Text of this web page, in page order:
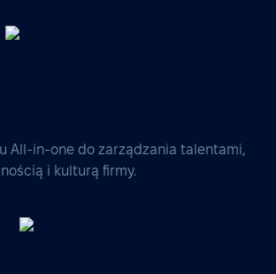
All-in-one do zarządzania talentami,
i kulturą firmy.